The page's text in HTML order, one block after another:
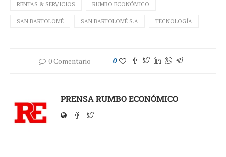
RENTAS & SERVICIOS RUMBO ECONÓMICO
SAN BARTOLOMÉ SAN BARTOLOMÉ S.A TECNOLOGÍA
0 Comentario 0
PRENSA RUMBO ECONÓMICO